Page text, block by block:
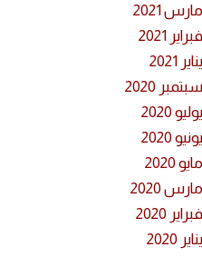
مارس 2021
فبراير 2021
يناير 2021
سبتمبر 2020
يوليو 2020
يونيو 2020
مايو 2020
مارس 2020
فبراير 2020
يناير 2020